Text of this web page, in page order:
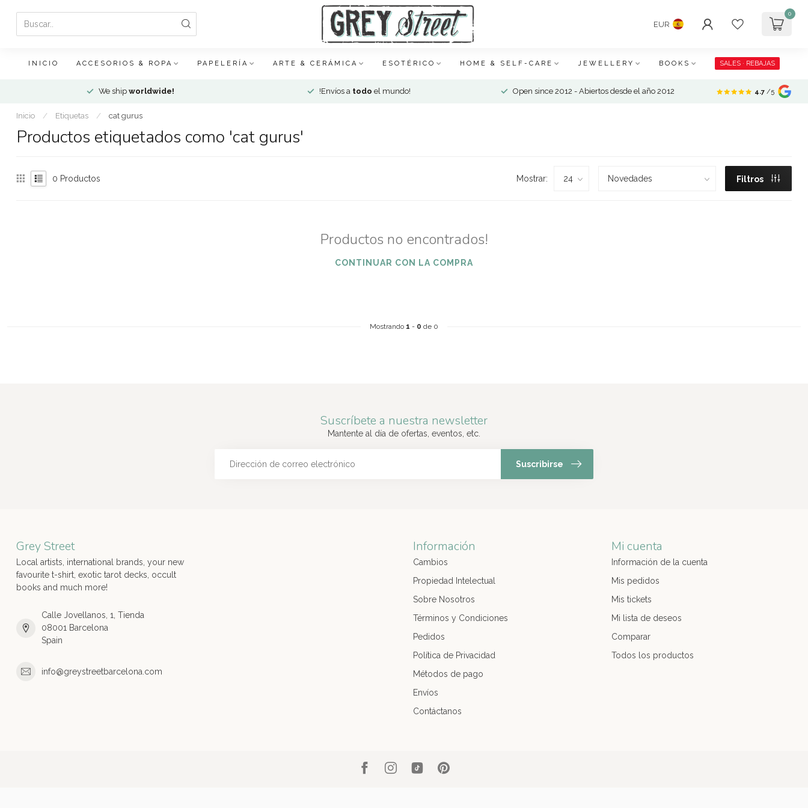
EUR
0
INICIO ACCESORIOS & ROPA PAPELERÍA ARTE & CERÁMICA ESOTÉRICO HOME & SELF-CARE JEWELLERY BOOKS SALES · REBAJAS
We ship worldwide! !Envíos a todo el mundo! Open since 2012 - Abiertos desde el año 2012 4.7 /5
Inicio / Etiquetas / cat gurus
Productos etiquetados como 'cat gurus'
0 Productos Mostrar: Filtros
Productos no encontrados!
CONTINUAR CON LA COMPRA
Mostrando 1 - 0 de 0
Suscríbete a nuestra newsletter
Mantente al día de ofertas, eventos, etc.
Suscribirse
Grey Street
Local artists, international brands, your new
favourite t-shirt, exotic tarot decks, occult
books and much more!
Calle Jovellanos, 1, Tienda
08001 Barcelona
Spain
info@greystreetbarcelona.com
Información
Cambios
Propiedad Intelectual
Sobre Nosotros
Términos y Condiciones
Pedidos
Política de Privacidad
Métodos de pago
Envíos
Contáctanos
Mi cuenta
Información de la cuenta
Mis pedidos
Mis tickets
Mi lista de deseos
Comparar
Todos los productos